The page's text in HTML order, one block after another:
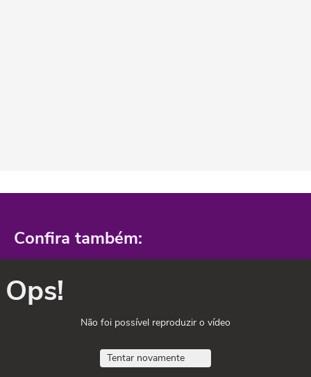
Confira também:
Ops!
Não foi possível reproduzir o vídeo
Tentar novamente